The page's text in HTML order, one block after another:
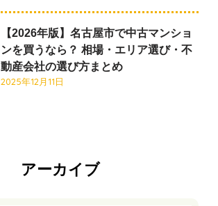
【2026年版】名古屋市で中古マンショ
ンを買うなら？ 相場・エリア選び・不
動産会社の選び方まとめ
2025年12月11日
アーカイブ